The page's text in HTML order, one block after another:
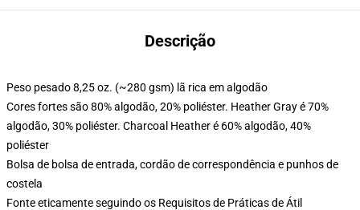
Descrição
Peso pesado 8,25 oz. (~280 gsm) lã rica em algodão
Cores fortes são 80% algodão, 20% poliéster. Heather Gray é 70%
algodão, 30% poliéster. Charcoal Heather é 60% algodão, 40%
poliéster
Bolsa de bolsa de entrada, cordão de correspondência e punhos de
costela
Fonte eticamente seguindo os Requisitos de Práticas de Átil